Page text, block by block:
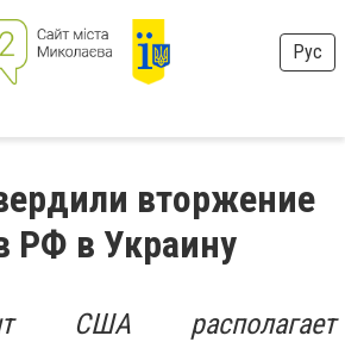
Рус
вторжение
РФ в Украину
США располагает